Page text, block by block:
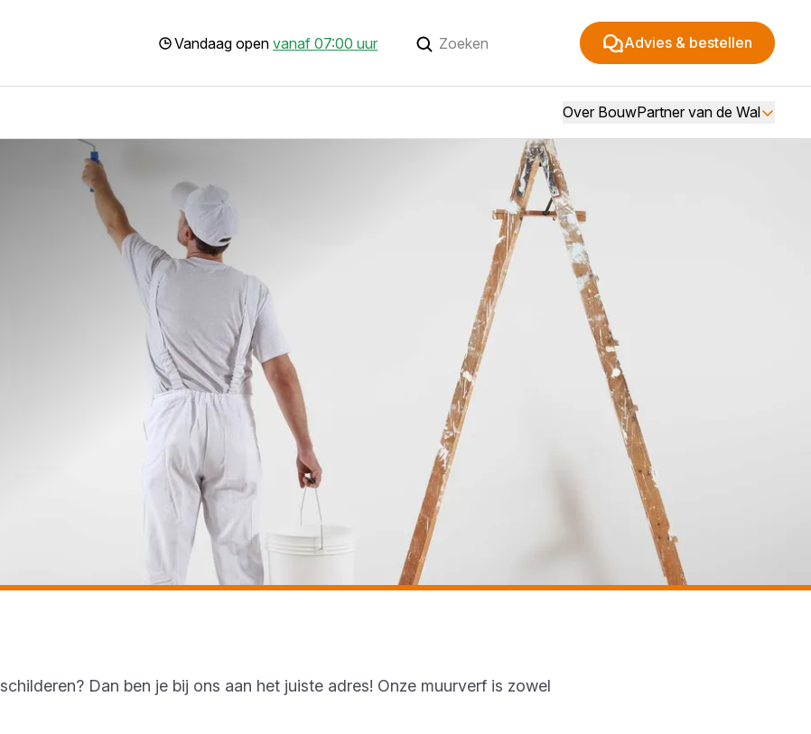
Vandaag open vanaf 07:00 uur Advies & bestellen
Over BouwPartner van de Wal
Dan ben je bij ons aan het juiste adres! Onze muurverf is zowel